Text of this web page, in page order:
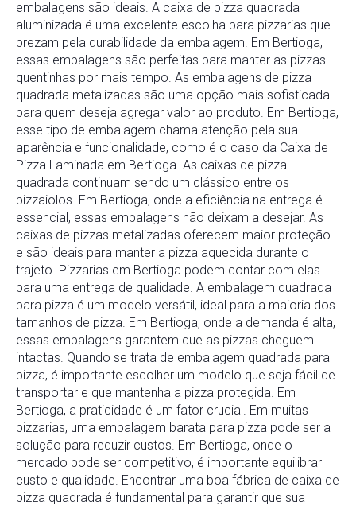
embalagens são ideais. A caixa de pizza quadrada
aluminizada é uma excelente escolha para pizzarias que
prezam pela durabilidade da embalagem. Em Bertioga,
essas embalagens são perfeitas para manter as pizzas
quentinhas por mais tempo. As embalagens de pizza
quadrada metalizadas são uma opção mais sofisticada
para quem deseja agregar valor ao produto. Em Bertioga,
esse tipo de embalagem chama atenção pela sua
aparência e funcionalidade, como é o caso da Caixa de
Pizza Laminada em Bertioga. As caixas de pizza
quadrada continuam sendo um clássico entre os
pizzaiolos. Em Bertioga, onde a eficiência na entrega é
essencial, essas embalagens não deixam a desejar. As
caixas de pizzas metalizadas oferecem maior proteção
e são ideais para manter a pizza aquecida durante o
trajeto. Pizzarias em Bertioga podem contar com elas
para uma entrega de qualidade. A embalagem quadrada
para pizza é um modelo versátil, ideal para a maioria dos
tamanhos de pizza. Em Bertioga, onde a demanda é alta,
essas embalagens garantem que as pizzas cheguem
intactas. Quando se trata de embalagem quadrada para
pizza, é importante escolher um modelo que seja fácil de
transportar e que mantenha a pizza protegida. Em
Bertioga, a praticidade é um fator crucial. Em muitas
pizzarias, uma embalagem barata para pizza pode ser a
solução para reduzir custos. Em Bertioga, onde o
mercado pode ser competitivo, é importante equilibrar
custo e qualidade. Encontrar uma boa fábrica de caixa de
pizza quadrada é fundamental para garantir que sua